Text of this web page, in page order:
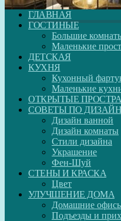
ГЛАВНАЯ
ГОСТИНЫЕ
Большие
Маленькие
ДЕТСКАЯ
КУХНЯ
Кухонный
Маленькие
ОТКРЫТЫЕ
СОВЕТЫ ПО
Дизайн ванной
Дизайн комнаты
Стили дизайна
Украшение
Фен-Шуй
СТЕНЫ И КРАСКА
Цвет
УЛУЧШЕНИЕ ДОМА
Домашние
Подъезды и